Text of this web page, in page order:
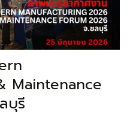
Maintenance
บุรี